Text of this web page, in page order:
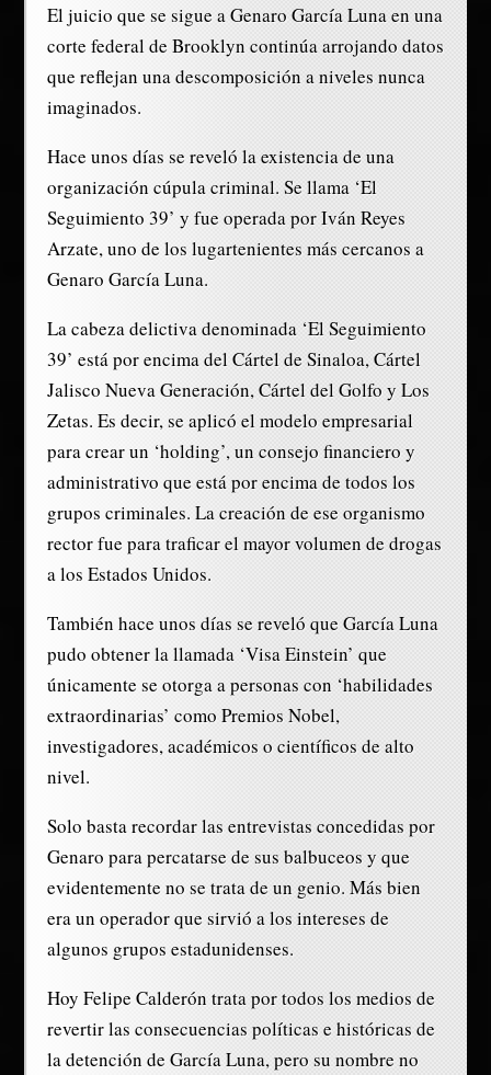
El juicio que se sigue a Genaro García Luna en una
corte federal de Brooklyn continúa arrojando datos
que reflejan una descomposición a niveles nunca
imaginados.
Hace unos días se reveló la existencia de una
organización cúpula criminal. Se llama ‘El
Seguimiento 39’ y fue operada por Iván Reyes
Arzate, uno de los lugartenientes más cercanos a
Genaro García Luna.
La cabeza delictiva denominada ‘El Seguimiento
39’ está por encima del Cártel de Sinaloa, Cártel
Jalisco Nueva Generación, Cártel del Golfo y Los
Zetas. Es decir, se aplicó el modelo empresarial
para crear un ‘holding’, un consejo financiero y
administrativo que está por encima de todos los
grupos criminales. La creación de ese organismo
rector fue para traficar el mayor volumen de drogas
a los Estados Unidos.
También hace unos días se reveló que García Luna
pudo obtener la llamada ‘Visa Einstein’ que
únicamente se otorga a personas con ‘habilidades
extraordinarias’ como Premios Nobel,
investigadores, académicos o científicos de alto
nivel.
Solo basta recordar las entrevistas concedidas por
Genaro para percatarse de sus balbuceos y que
evidentemente no se trata de un genio. Más bien
era un operador que sirvió a los intereses de
algunos grupos estadunidenses.
Hoy Felipe Calderón trata por todos los medios de
revertir las consecuencias políticas e históricas de
la detención de García Luna, pero su nombre no